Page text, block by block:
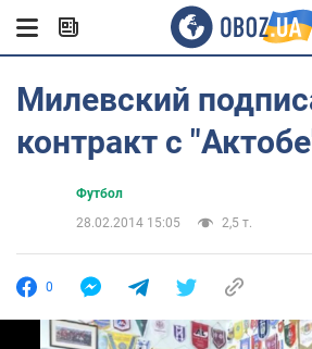
Милевский
контракт с
Футбол
28.02.2014 15:05
2,5 т.
0